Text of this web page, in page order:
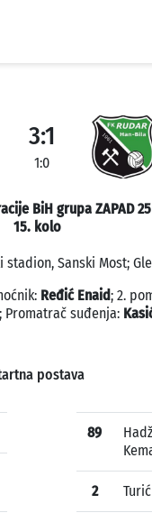
3:1
1:0
BiH grupa ZAPAD
15. kolo
stadion, Sanski Most;
Ređić Enaid; 2.
; Promatrač suđenja:
postava
89
2